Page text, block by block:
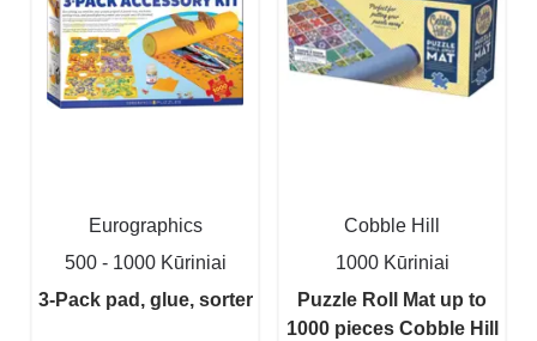
Eurographics
500 - 1000 Kūriniai
3-Pack pad, glue, sorter
Cobble Hill
1000 Kūriniai
Puzzle Roll Mat up to
1000 pieces Cobble Hill